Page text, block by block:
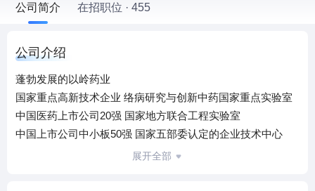
公司简介 在招职位 · 455
公司介绍
蓬勃发展的以岭药业
国家重点高新技术企业 络病研究与创新中药国家重点实验室
中国医药上市公司20强 国家地方联合工程实验室
中国上市公司中小板50强 国家五部委认定的企业技术中心
中国中药产品品牌十强 国家中医药管理局络病重点研究室
展开全部